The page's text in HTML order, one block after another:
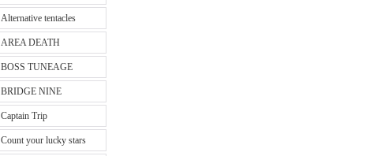
Alternative tentacles
AREA DEATH
BOSS TUNEAGE
BRIDGE NINE
Captain Trip
Count your lucky stars